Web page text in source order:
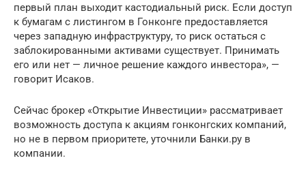
первый план выходит кастодиальный риск. Если доступ
к бумагам с листингом в Гонконге предоставляется
через западную инфраструктуру, то риск остаться с
заблокированными активами существует. Принимать
его или нет — личное решение каждого инвестора», —
говорит Исаков.
Сейчас брокер «Открытие Инвестиции» рассматривает
возможность доступа к акциям гонконгских компаний,
но не в первом приоритете, уточнили Банки.ру в
компании.